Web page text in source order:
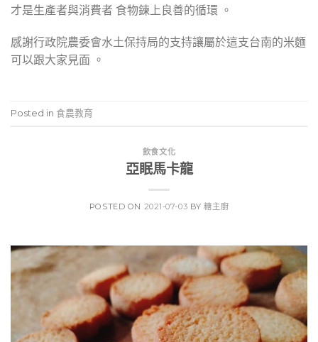
才是生產者與消費者 食物鍊上良善的循環 。
感謝行政院農委會水土保持局的支持讓屬於這支台南的米麵
可以跟大家見面 。
Posted in 食農教育
飲食文化
亞眠馬卡龍
POSTED ON 2021-07-03 BY糖主廚